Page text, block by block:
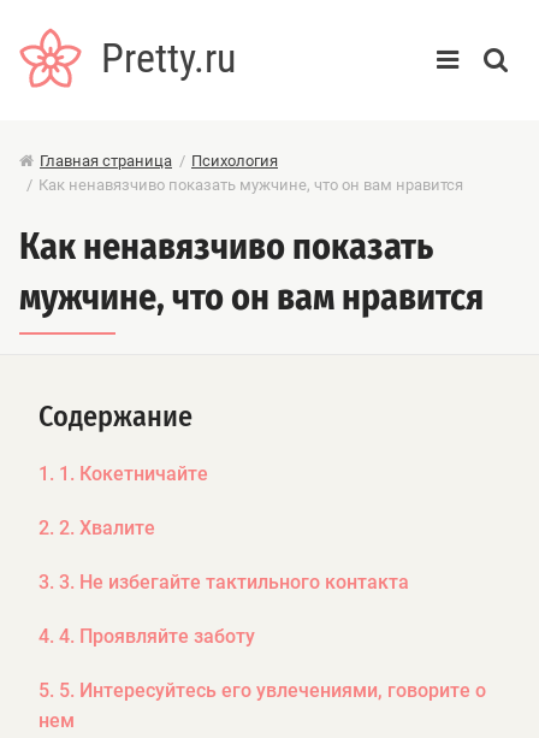
Pretty.ru
Главная страница / Психология
/ Как ненавязчиво показать мужчине, что он вам нравится
Как ненавязчиво показать
мужчине, что он вам нравится
Содержание
1. 1. Кокетничайте
2. 2. Хвалите
3. 3. Не избегайте тактильного контакта
4. 4. Проявляйте заботу
5. 5. Интересуйтесь его увлечениями, говорите о
нем